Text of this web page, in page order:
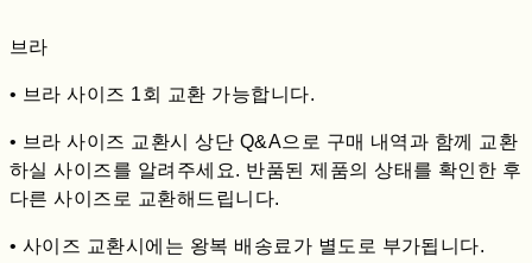
브라
• 브라 사이즈 1회 교환 가능합니다.
• 브라 사이즈 교환시 상단 Q&A으로 구매 내역과 함께 교환
하실 사이즈를 알려주세요. 반품된 제품의 상태를 확인한 후
다른 사이즈로 교환해드립니다.
• 사이즈 교환시에는 왕복 배송료가 별도로 부가됩니다.